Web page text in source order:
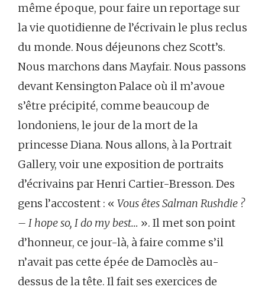
même époque, pour faire un reportage sur
la vie quotidienne de l’écrivain le plus reclus
du monde. Nous déjeunons chez Scott’s.
Nous marchons dans Mayfair. Nous passons
devant Kensington Palace où il m’avoue
s’être précipité, comme beaucoup de
londoniens, le jour de la mort de la
princesse Diana. Nous allons, à la Portrait
Gallery, voir une exposition de portraits
d’écrivains par Henri Cartier-Bresson. Des
gens l’accostent : « Vous êtes Salman Rushdie ?
– I hope so, I do my best… ». Il met son point
d’honneur, ce jour-là, à faire comme s’il
n’avait pas cette épée de Damoclès au-
dessus de la tête. Il fait ses exercices de